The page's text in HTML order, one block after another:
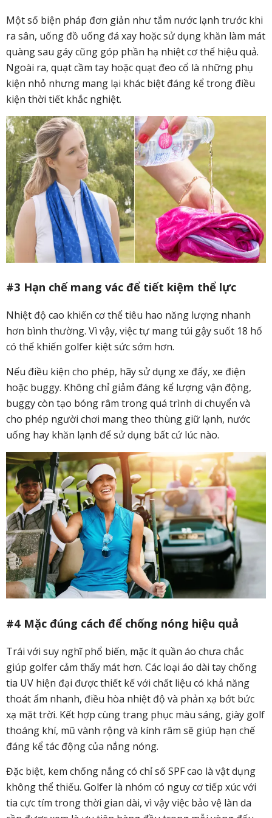
Một số biện pháp đơn giản như tắm nước lạnh trước khi
ra sân, uống đồ uống đá xay hoặc sử dụng khăn làm mát
quàng sau gáy cũng góp phần hạ nhiệt cơ thể hiệu quả.
Ngoài ra, quạt cầm tay hoặc quạt đeo cổ là những phụ
kiện nhỏ nhưng mang lại khác biệt đáng kể trong điều
kiện thời tiết khắc nghiệt.
#3 Hạn chế mang vác để tiết kiệm thể lực
Nhiệt độ cao khiến cơ thể tiêu hao năng lượng nhanh
hơn bình thường. Vì vậy, việc tự mang túi gậy suốt 18 hố
có thể khiến golfer kiệt sức sớm hơn.
Nếu điều kiện cho phép, hãy sử dụng xe đẩy, xe điện
hoặc buggy. Không chỉ giảm đáng kể lượng vận động,
buggy còn tạo bóng râm trong quá trình di chuyển và
cho phép người chơi mang theo thùng giữ lạnh, nước
uống hay khăn lạnh để sử dụng bất cứ lúc nào.
#4 Mặc đúng cách để chống nóng hiệu quả
Trái với suy nghĩ phổ biến, mặc ít quần áo chưa chắc
giúp golfer cảm thấy mát hơn. Các loại áo dài tay chống
tia UV hiện đại được thiết kế với chất liệu có khả năng
thoát ẩm nhanh, điều hòa nhiệt độ và phản xạ bớt bức
xạ mặt trời. Kết hợp cùng trang phục màu sáng, giày golf
thoáng khí, mũ vành rộng và kính râm sẽ giúp hạn chế
đáng kể tác động của nắng nóng.
Đặc biệt, kem chống nắng có chỉ số SPF cao là vật dụng
không thể thiếu. Golfer là nhóm có nguy cơ tiếp xúc với
tia cực tím trong thời gian dài, vì vậy việc bảo vệ làn da